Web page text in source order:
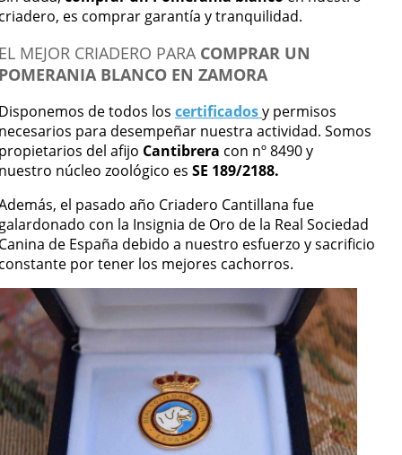
es comprar garantía y tranquilidad.
MEJOR CRIADERO PARA COMPRAR UN
BLANCO EN ZAMORA
de todos los certificadosy permisos
para desempeñar nuestra actividad. Somos
del afijo Cantibrera con nº 8490 y
núcleo zoológico es SE 189/2188.
el pasado año Criadero Cantillana fue
con la Insignia de Oro de la Real Sociedad
de España debido a nuestro esfuerzo y sacrificio
por tener los mejores cachorros.